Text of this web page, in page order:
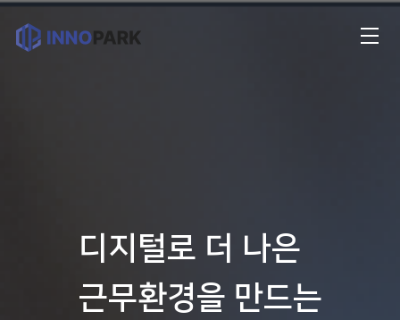
디지털로 더 나은
근무환경을 만드는